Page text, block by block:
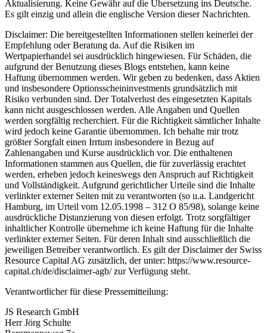
Aktualisierung. Keine Gewähr auf die Übersetzung ins Deutsche.
Es gilt einzig und allein die englische Version dieser Nachrichten.
Disclaimer: Die bereitgestellten Informationen stellen keinerlei der
Empfehlung oder Beratung da. Auf die Risiken im
Wertpapierhandel sei ausdrücklich hingewiesen. Für Schäden, die
aufgrund der Benutzung dieses Blogs entstehen, kann keine
Haftung übernommen werden. Wir geben zu bedenken, dass Aktien
und insbesondere Optionsscheininvestments grundsätzlich mit
Risiko verbunden sind. Der Totalverlust des eingesetzten Kapitals
kann nicht ausgeschlossen werden. Alle Angaben und Quellen
werden sorgfältig recherchiert. Für die Richtigkeit sämtlicher Inhalte
wird jedoch keine Garantie übernommen. Ich behalte mir trotz
größter Sorgfalt einen Irrtum insbesondere in Bezug auf
Zahlenangaben und Kurse ausdrücklich vor. Die enthaltenen
Informationen stammen aus Quellen, die für zuverlässig erachtet
werden, erheben jedoch keineswegs den Anspruch auf Richtigkeit
und Vollständigkeit. Aufgrund gerichtlicher Urteile sind die Inhalte
verlinkter externer Seiten mit zu verantworten (so u.a. Landgericht
Hamburg, im Urteil vom 12.05.1998 – 312 O 85/98), solange keine
ausdrückliche Distanzierung von diesen erfolgt. Trotz sorgfältiger
inhaltlicher Kontrolle übernehme ich keine Haftung für die Inhalte
verlinkter externer Seiten. Für deren Inhalt sind ausschließlich die
jeweiligen Betreiber verantwortlich. Es gilt der Disclaimer der Swiss
Resource Capital AG zusätzlich, der unter: https://www.resource-
capital.ch/de/disclaimer-agb/ zur Verfügung steht.
Verantwortlicher für diese Pressemitteilung:
JS Research GmbH
Herr Jörg Schulte